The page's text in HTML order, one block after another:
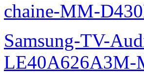
chaine-MM-
Samsung-TV-
LE40A626A3M-